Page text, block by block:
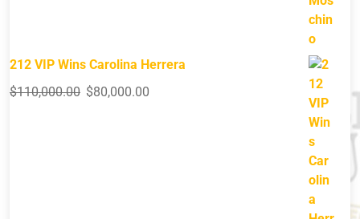
212 VIP Wins Carolina Herrera
$110,000.00 $80,000.00